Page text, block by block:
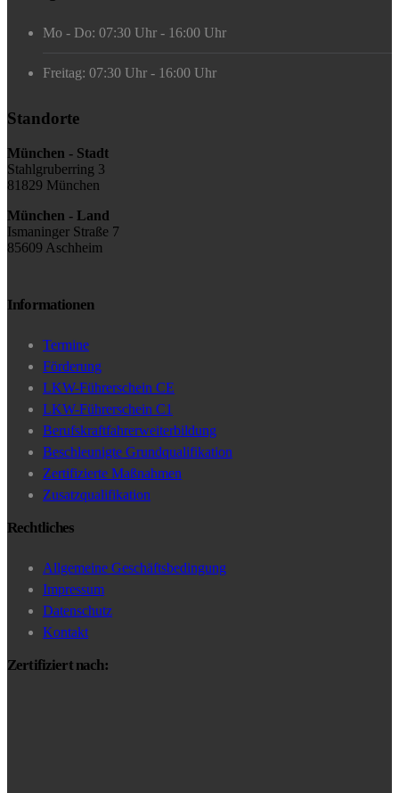
Mo - Do: 07:30 Uhr - 16:00 Uhr
Freitag: 07:30 Uhr - 16:00 Uhr
Standorte
München - Stadt
Stahlgruberring 3
81829 München
München - Land
Ismaninger Straße 7
85609 Aschheim
Informationen
Termine
Förderung
LKW-Führerschein CE
LKW-Führerschein C1
Berufskraftfahrerweiterbildung
Beschleunigte Grundqualifikation
Zertifizierte Maßnahmen
Zusatzqualifikation
Rechtliches
Allgemeine Geschäftsbedingung
Impressum
Datenschutz
Kontakt
Zertifiziert nach: